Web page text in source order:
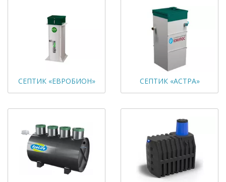
СЕПТИК «ЕВРОБИОН» СЕПТИК «АСТРА»